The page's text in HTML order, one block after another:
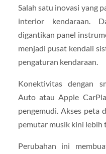
Salah satu inovasi yang
interior kendaraan.
digantikan panel
menjadi pusat kendali
pengaturan kendaraan.
Konektivitas dengan
Auto atau Apple
pengemudi. Akses peta
pemutar musik kini lebih
Perubahan ini